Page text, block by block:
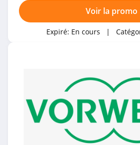
sélection. À ne pas manquer!
Voir la promo
Expiré: En cours |